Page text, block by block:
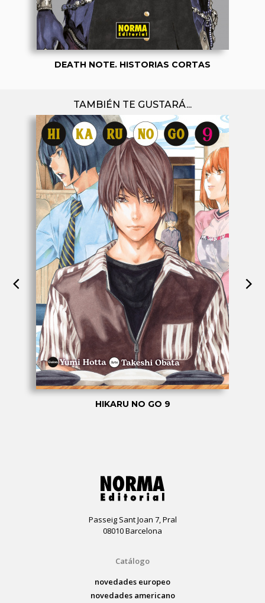
DEATH NOTE. HISTORIAS CORTAS
TAMBIÉN TE GUSTARÁ...
HIKARU NO GO 9
Passeig Sant Joan 7, Pral
08010 Barcelona
Catálogo
novedades europeo
novedades americano